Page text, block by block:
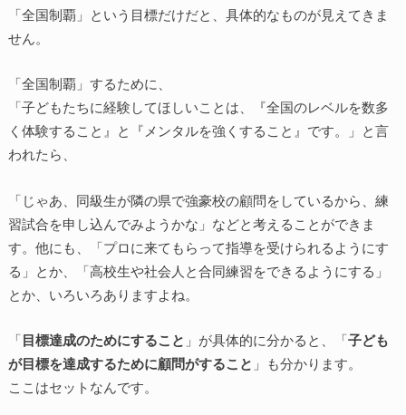
「全国制覇」という目標だけだと、具体的なものが見えてきま
せん。
「全国制覇」するために、
「子どもたちに経験してほしいことは、『全国のレベルを数多
く体験すること』と『メンタルを強くすること』です。」と言
われたら、
「じゃあ、同級生が隣の県で強豪校の顧問をしているから、練
習試合を申し込んでみようかな」などと考えることができま
す。他にも、「プロに来てもらって指導を受けられるようにす
る」とか、「高校生や社会人と合同練習をできるようにする」
とか、いろいろありますよね。
「目標達成のためにすること 」が具体的に分かると、「子ども
が目標を達成するために顧問がすること 」も分かります。
ここはセットなんです。